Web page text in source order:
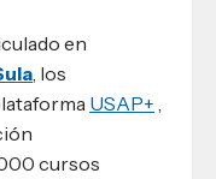
en
, los
USAP+
cursos